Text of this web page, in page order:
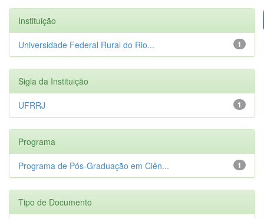
Instituição
1
Universidade Federal Rural do Rio...
Sigla da Instituição
1
UFRRJ
Programa
1
Programa de Pós-Graduação em Ciên...
Tipo de Documento